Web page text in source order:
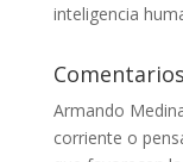
inteligencia
Armando
corriente o